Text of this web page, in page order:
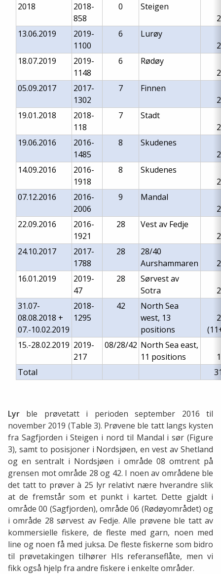
2018
2018-
858
0
Steigen
13.06.2019
2019-
1100
6
Lurøy
18.07.2019
2019-
1148
6
Rødøy
05.09.2017
2017-
1302
7
Finnen
19.01.2018
2018-
118
7
Stadt
19.06.2016
2016-
1485
8
Skudenes
14.09.2016
2016-
1918
8
Skudenes
07.12.2016
2016-
2006
9
Mandal
22.09.2016
2016-
1921
28
Vest av Fedje
24.10.2017
2017-
1788
28
28/40
Aurshammaren
16.01.2019
2019-
47
28
Sørvest av
Sotra
31.07-
08.08.2018 +
07.-10.02.2019
2018-
1295
42
North Sea
west, 13
positions
15.-28.02.2019 2019-
217
08/28/42 North Sea east,
11 positions
Total
Lyr ble prøvetatt i perioden september 2016 til
november 2019 (Table 3). Prøvene ble tatt langs kysten
fra Sagfjorden i Steigen i nord til Mandal i sør (Figure
3), samt to posisjoner i Nordsjøen, en vest av Shetland
og en sentralt i Nordsjøen i område 08 omtrent på
grensen mot område 28 og 42. I noen av områdene ble
det tatt to prøver à 25 lyr relativt nære hverandre slik
at de fremstår som et punkt i kartet. Dette gjaldt i
område 00 (Sagfjorden), område 06 (Rødøyområdet) og
i område 28 sørvest av Fedje. Alle prøvene ble tatt av
kommersielle fiskere, de fleste med garn, noen med
line og noen få med juksa. De fleste fiskerne som bidro
til prøvetakingen tilhører HIs referanseflåte, men vi
fikk også hjelp fra andre fiskere i enkelte områder.